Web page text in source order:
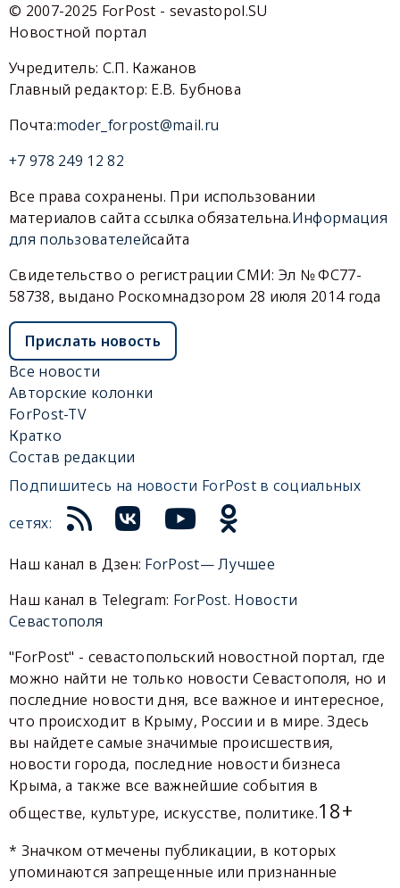
© 2007-2025 ForPost - sevastopol.SU
Новостной портал
Учредитель: С.П. Кажанов
Главный редактор: Е.В. Бубнова
Почта:moder_forpost@mail.ru
+7 978 249 12 82
Все права сохранены. При использовании
материалов сайта ссылка обязательна.Информация
для пользователейсайта
Свидетельство о регистрации СМИ: Эл № ФС77-
58738, выдано Роскомнадзором 28 июля 2014 года
Прислать новость
Все новости
Авторские колонки
ForPost-TV
Кратко
Состав редакции
Подпишитесь на новости ForPost в социальных
сетях:
Наш канал в Дзен: ForPost— Лучшее
Наш канал в Telegram: ForPost. Новости
Севастополя
"ForPost" - севастопольский новостной портал, где
можно найти не только новости Севастополя, но и
последние новости дня, все важное и интересное,
что происходит в Крыму, России и в мире. Здесь
вы найдете самые значимые происшествия,
новости города, последние новости бизнеса
Крыма, а также все важнейшие события в
обществе, культуре, искусстве, политике.18+
* Значком отмечены публикации, в которых
упоминаются запрещенные или признанные